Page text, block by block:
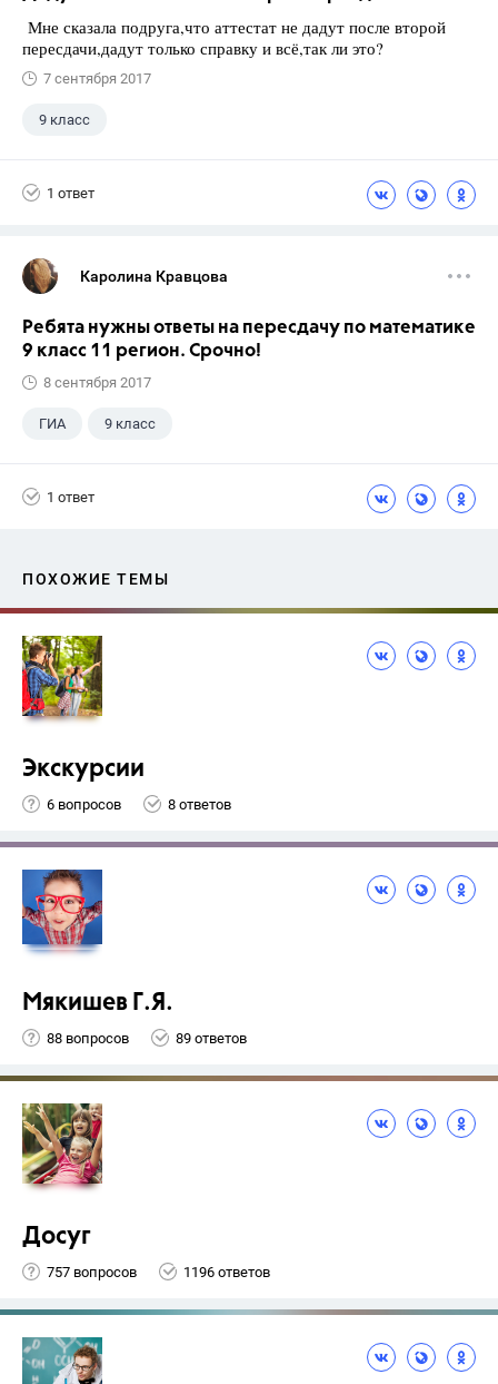
Мне сказала подруга,что аттестат не дадут после второй
пересдачи,дадут только справку и всё,так ли это?
7 сентября 2017
9 класс
1 ответ
Каролина Кравцова
Ребята нужны ответы на пересдачу по математике
9 класс 11 регион. Срочно!
8 сентября 2017
ГИА 9 класс
1 ответ
ПОХОЖИЕ ТЕМЫ
Экскурсии
6 вопросов 8 ответов
Мякишев Г.Я.
88 вопросов 89 ответов
Досуг
757 вопросов 1196 ответов